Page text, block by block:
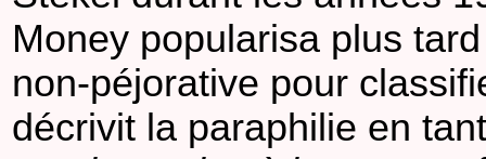
Money popularisa plus
non-péjorative pour
décrivit la paraphilie en